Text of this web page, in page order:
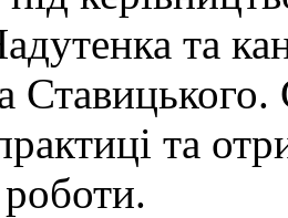
та
Ставицького.
та